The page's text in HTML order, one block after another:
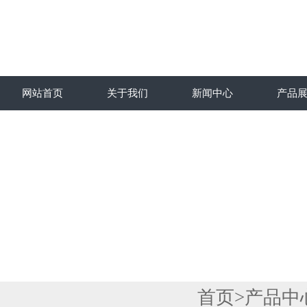
网站首页 关于我们 新闻中心 产品
首页>产品中